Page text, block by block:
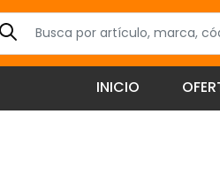
INICIO